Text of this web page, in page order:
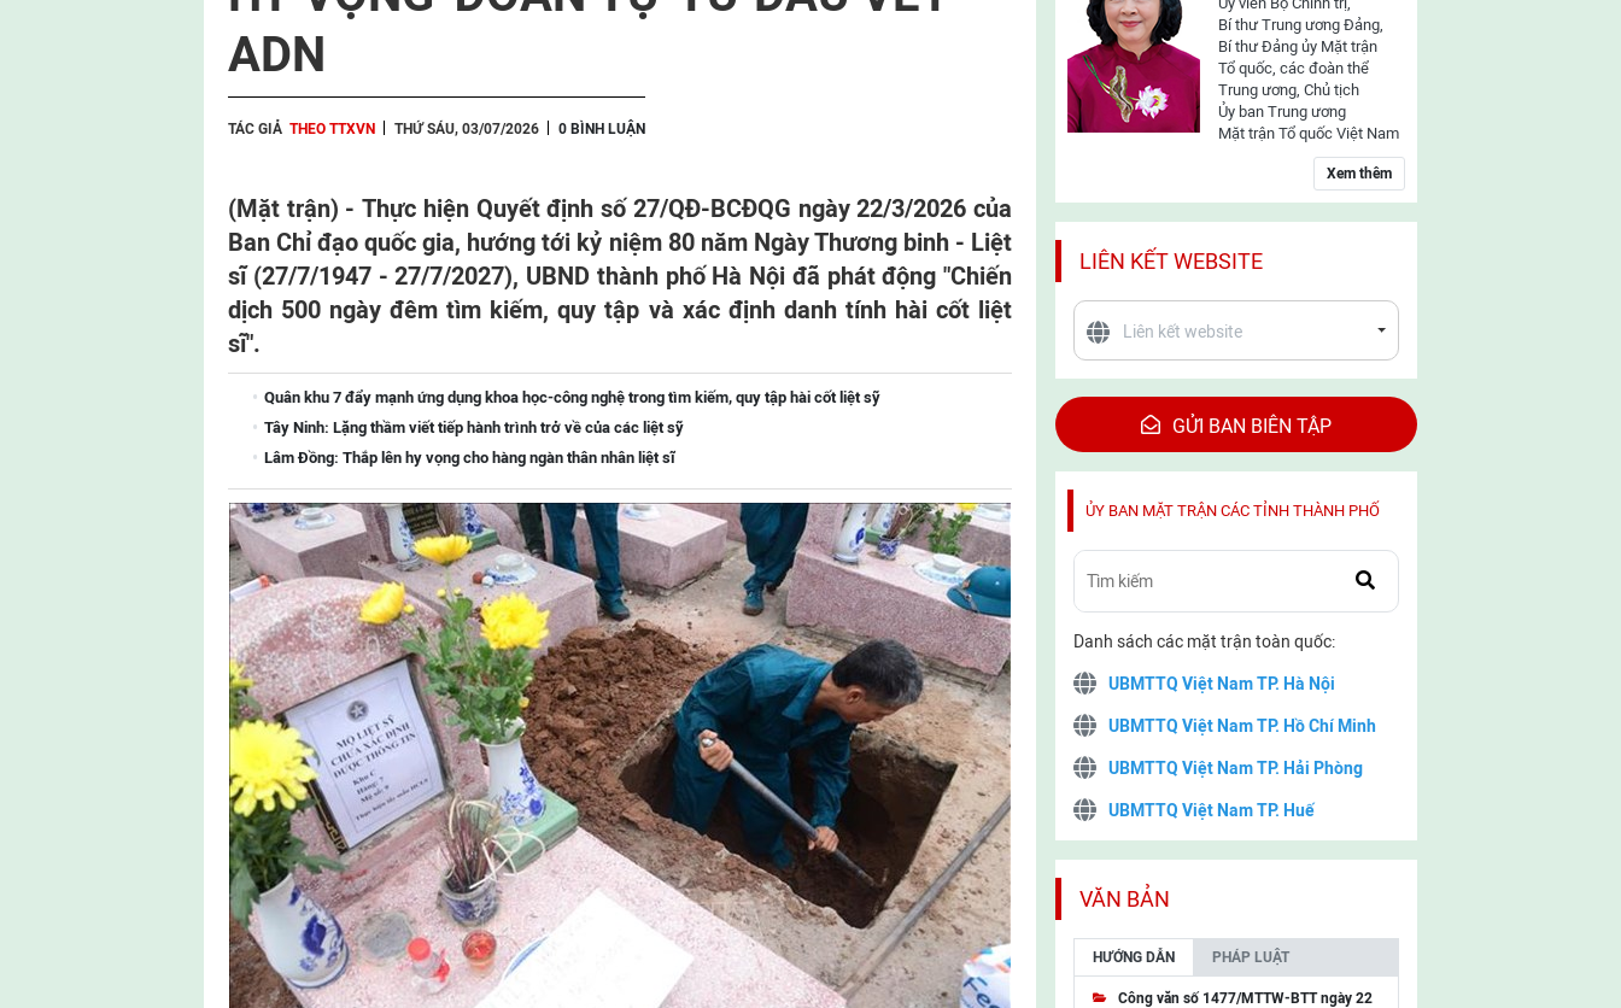
ADN
TÁC GIẢ THEO TTXVN THỨ SÁU, 03/07/2026 0 BÌNH LUẬN
(Mặt trận) - Thực hiện Quyết định số 27/QĐ-BCĐQG ngày 22/3/2026 của
Ban Chỉ đạo quốc gia, hướng tới kỷ niệm 80 năm Ngày Thương binh - Liệt
sĩ (27/7/1947 - 27/7/2027), UBND thành phố Hà Nội đã phát động "Chiến
dịch 500 ngày đêm tìm kiếm, quy tập và xác định danh tính hài cốt liệt
sĩ".
Quân khu 7 đẩy mạnh ứng dụng khoa học-công nghệ trong tìm kiếm, quy tập hài cốt liệt sỹ
Tây Ninh: Lặng thầm viết tiếp hành trình trở về của các liệt sỹ
Lâm Đồng: Thắp lên hy vọng cho hàng ngàn thân nhân liệt sĩ
Bí thư Trung ương Đảng,
Bí thư Đảng ủy Mặt trận
Tổ quốc, các đoàn thể
Trung ương, Chủ tịch
Ủy ban Trung ương
Mặt trận Tổ quốc Việt Nam
Xem thêm
LIÊN KẾT WEBSITE
GỬI BAN BIÊN TẬP
ỦY BAN MẶT TRẬN CÁC TỈNH THÀNH PHỐ
Danh sách các mặt trận toàn quốc:
UBMTTQ Việt Nam TP. Hà Nội
UBMTTQ Việt Nam TP. Hồ Chí Minh
UBMTTQ Việt Nam TP. Hải Phòng
UBMTTQ Việt Nam TP. Huế
UBMTTQ Việt Nam TP. Cần Thơ
UBMTTQ Việt Nam tỉnh Quảng Ninh
UBMTTQ Việt Nam tỉnh Cao Bằng
VĂN BẢN
HƯỚNG DẪN PHÁP LUẬT
Công văn số 1477/MTTW-BTT ngày 22